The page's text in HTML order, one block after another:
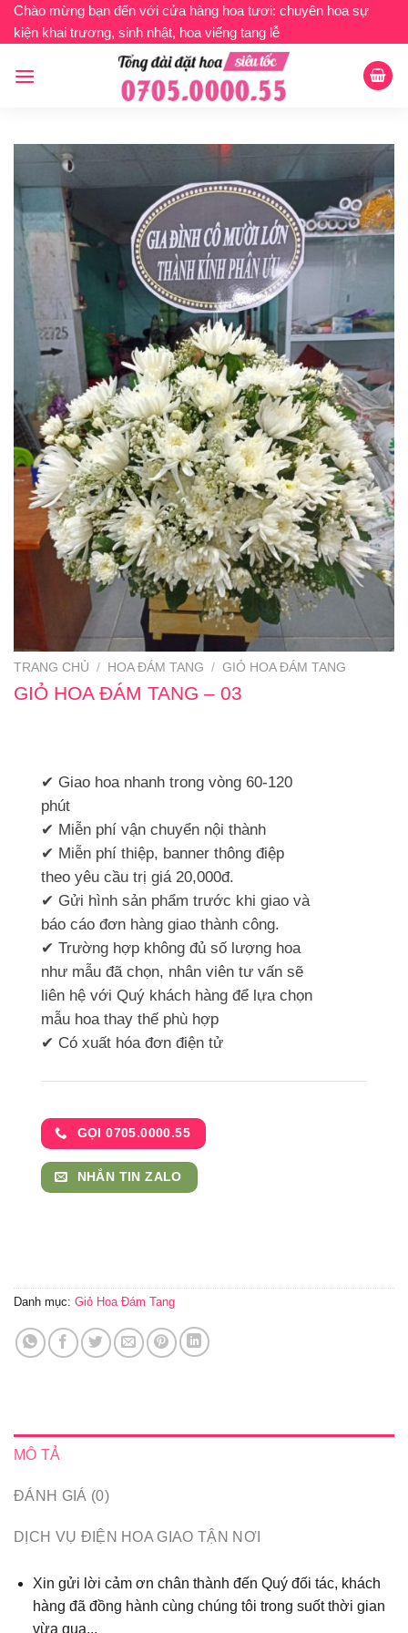
Bỏ
qua
dung
Chào mừng bạn đến với cửa hàng hoa tươi: chuyên hoa sự
kiện khai trương, sinh nhật, hoa viếng tang lễ
TRANG CHỦ / HOA ĐÁM TANG / GIỎ HOA ĐÁM TANG
GIỎ HOA ĐÁM TANG – 03
✔ Giao hoa nhanh trong vòng 60-120
phút
✔ Miễn phí vận chuyển nội thành
✔ Miễn phí thiệp, banner thông điệp
theo yêu cầu trị giá 20,000đ.
✔ Gửi hình sản phẩm trước khi giao và
báo cáo đơn hàng giao thành công.
✔ Trường hợp không đủ số lượng hoa
như mẫu đã chọn, nhân viên tư vấn sẽ
liên hệ với Quý khách hàng để lựa chọn
mẫu hoa thay thế phù hợp
✔ Có xuất hóa đơn điện tử
GỌI 0705.0000.55
NHẮN TIN ZALO
Danh mục: Giỏ Hoa Đám Tang
MÔ TẢ
ĐÁNH GIÁ (0)
DỊCH VỤ ĐIỆN HOA GIAO TẬN NƠI
Xin gửi lời cảm ơn chân thành đến Quý đối tác, khách
hàng đã đồng hành cùng chúng tôi trong suốt thời gian
vừa qua...